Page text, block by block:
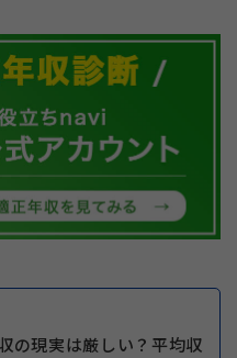
の現実は厳しい？平均収